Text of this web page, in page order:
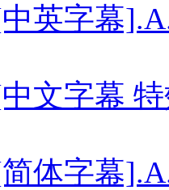
英字幕
文字幕 特
体字幕